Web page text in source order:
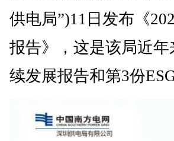
供电局”)11日发布《
报告》，这是该局近
续发展报告和第3份